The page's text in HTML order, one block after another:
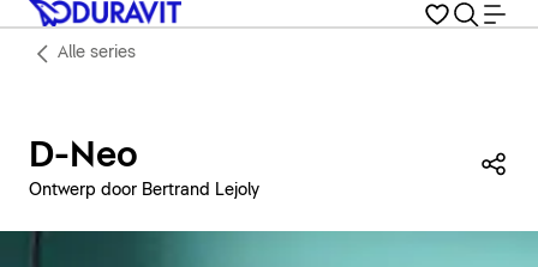
Alle series
D-Neo
Ontwerp door Bertrand Lejoly